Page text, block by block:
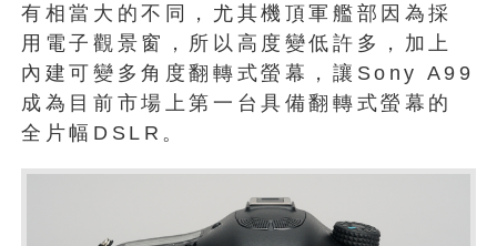
有相當大的不同，尤其機頂軍艦部因為採
用電子觀景窗，所以高度變低許多，加上
內建可變多角度翻轉式螢幕，讓Sony A99
成為目前市場上第一台具備翻轉式螢幕的
全片幅DSLR。